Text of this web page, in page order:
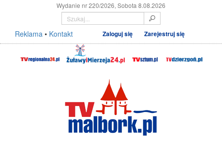
Wydanie nr 220/2026, Sobota 8.08.2026
Reklama • Kontakt Zaloguj się Zarejestruj się